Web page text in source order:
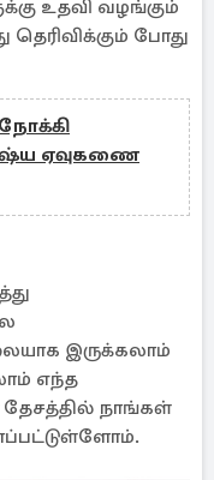
உதவி வழங்கும்
தெரிவிக்கும் போது
ஏவுகணை
இருக்கலாம்
எந்த
தேசத்தில் நாங்கள்